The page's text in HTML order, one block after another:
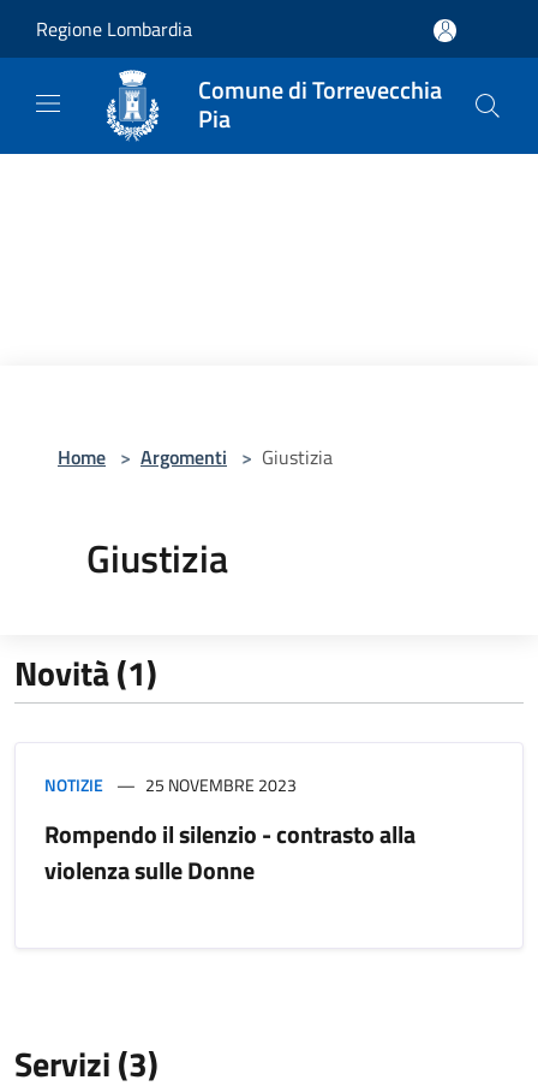
Regione Lombardia
Comune di Torrevecchia
Pia
Home > Argomenti > Giustizia
Giustizia
Novità (1)
NOTIZIE 25 NOVEMBRE 2023
Rompendo il silenzio - contrasto alla
violenza sulle Donne
Servizi (3)